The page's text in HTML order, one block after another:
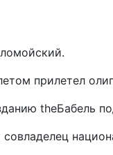
прилетел
theБабель